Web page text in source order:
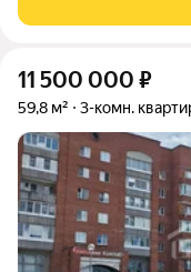
договоре! Быстрый
11 500 000 ₽
59,8 м² 3-комн.